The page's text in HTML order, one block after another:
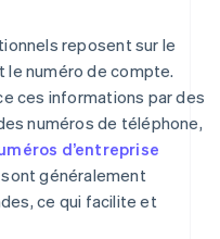
reposent sur le
le numéro de compte.
ces informations par des
numéros de téléphone,
d’entreprise
généralement
ce qui facilite et